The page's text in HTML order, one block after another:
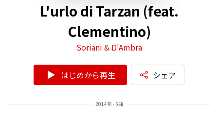
L'urlo di Tarzan (feat.
Clementino)
Soriani & D'Ambra
はじめから再生 シェア
2014年 - 5曲